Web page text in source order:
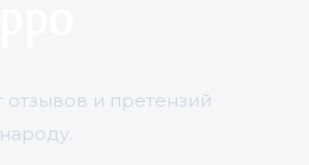
отзывов и претензий